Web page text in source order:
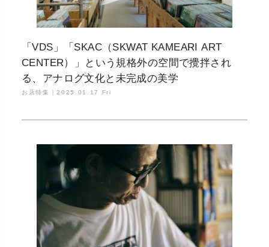
「VDS」「SKAC（SKWAT KAMEARI ART
CENTER）」という規格外の空間で攪拌され
る、アナログ文化と未完成の美学
お店特集｜2025.01.17 Fri